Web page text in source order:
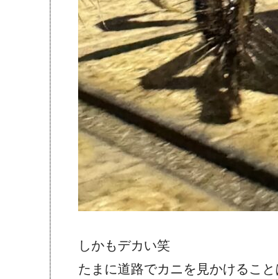
しかもデカい笑
たまに道路でカニを見かけるこ